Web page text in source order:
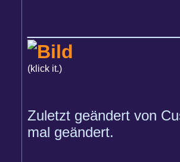
(klick it.)
Zuletzt geändert von
mal geändert.